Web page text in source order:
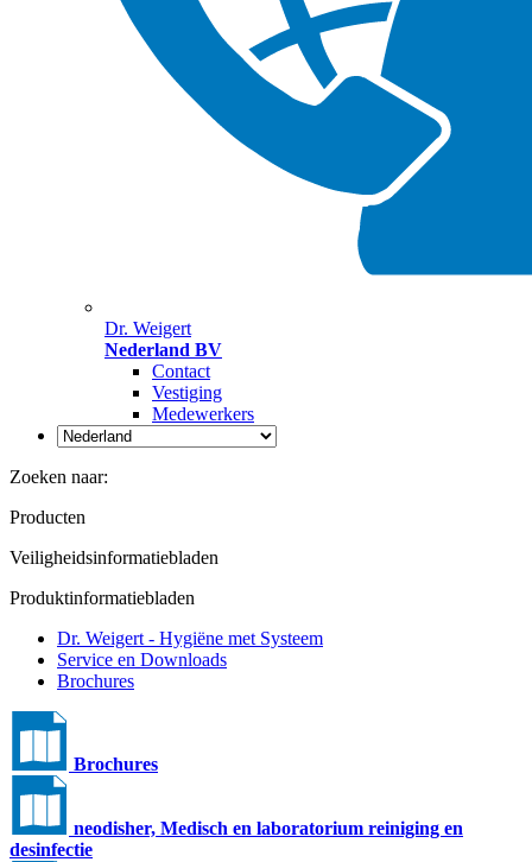
Dr. Weigert
Nederland BV
Contact
Vestiging
Medewerkers
Zoeken naar:
Producten
Veiligheidsinformatiebladen
Produktinformatiebladen
Dr. Weigert - Hygiëne met Systeem
Service en Downloads
Brochures
Brochures
neodisher, Medisch en laboratorium reiniging en
desinfectie